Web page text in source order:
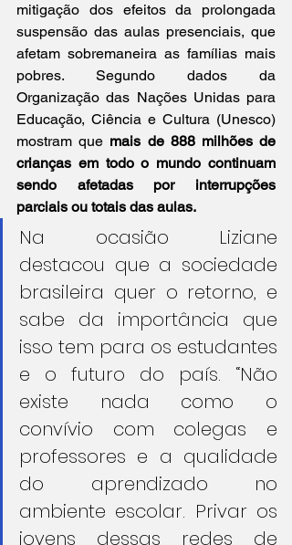
mitigação dos efeitos da prolongada
suspensão das aulas presenciais, que
afetam sobremaneira as famílias mais
pobres. Segundo dados da
Organização das Nações Unidas para
Educação, Ciência e Cultura (Unesco)
mostram que mais de 888 milhões de
crianças em todo o mundo continuam
sendo afetadas por interrupções
parciais ou totais das aulas.
Na ocasião Liziane
destacou que a sociedade
brasileira quer o retorno, e
sabe da importância que
isso tem para os estudantes
e o futuro do país. “Não
existe nada como o
convívio com colegas e
professores e a qualidade
do aprendizado no
ambiente escolar. Privar os
jovens dessas redes de